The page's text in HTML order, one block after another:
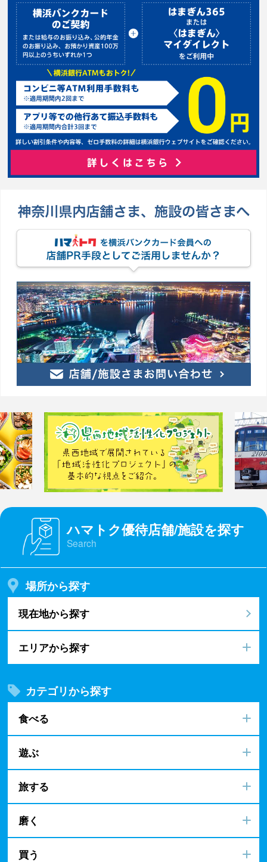
ハマトク優待店舗/施設を探す
Search
場所から探す
現在地から探す
エリアから探す
カテゴリから探す
食べる
遊ぶ
旅する
磨く
買う